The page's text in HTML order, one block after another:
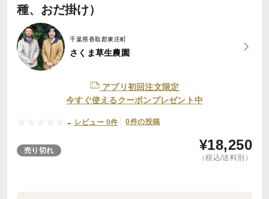
種、おだ掛け）
千葉県香取郡東庄町
さくま草生農園
アプリ初回注文限定
今すぐ使えるクーポンプレゼント中
- レビュー 0件 0件の投稿
売り切れ ¥18,250
（税込/送料別）